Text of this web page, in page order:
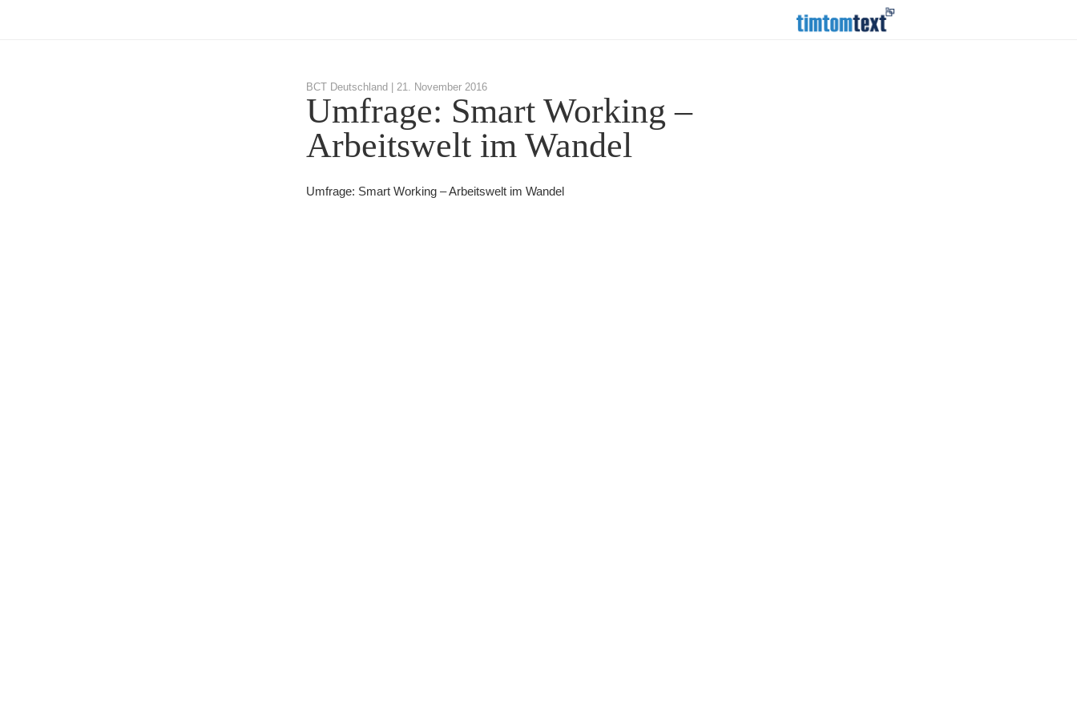
BCT Deutschland | 21. November 2016
Umfrage: Smart Working –
Arbeitswelt im Wandel
Umfrage: Smart Working – Arbeitswelt im Wandel